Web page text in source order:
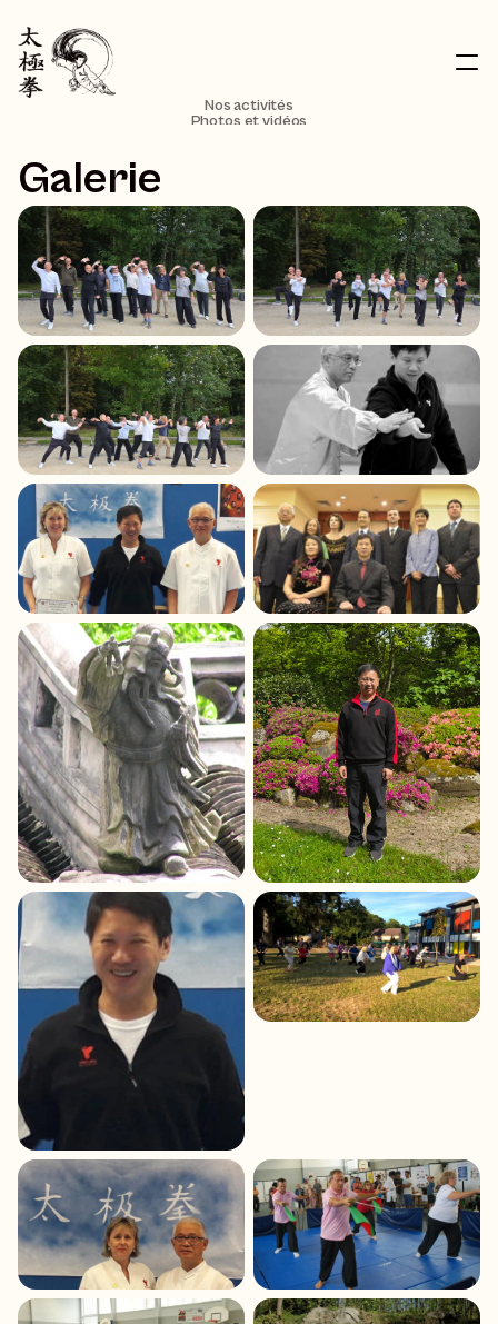
Nos activités
Photos et vidéos
Galerie